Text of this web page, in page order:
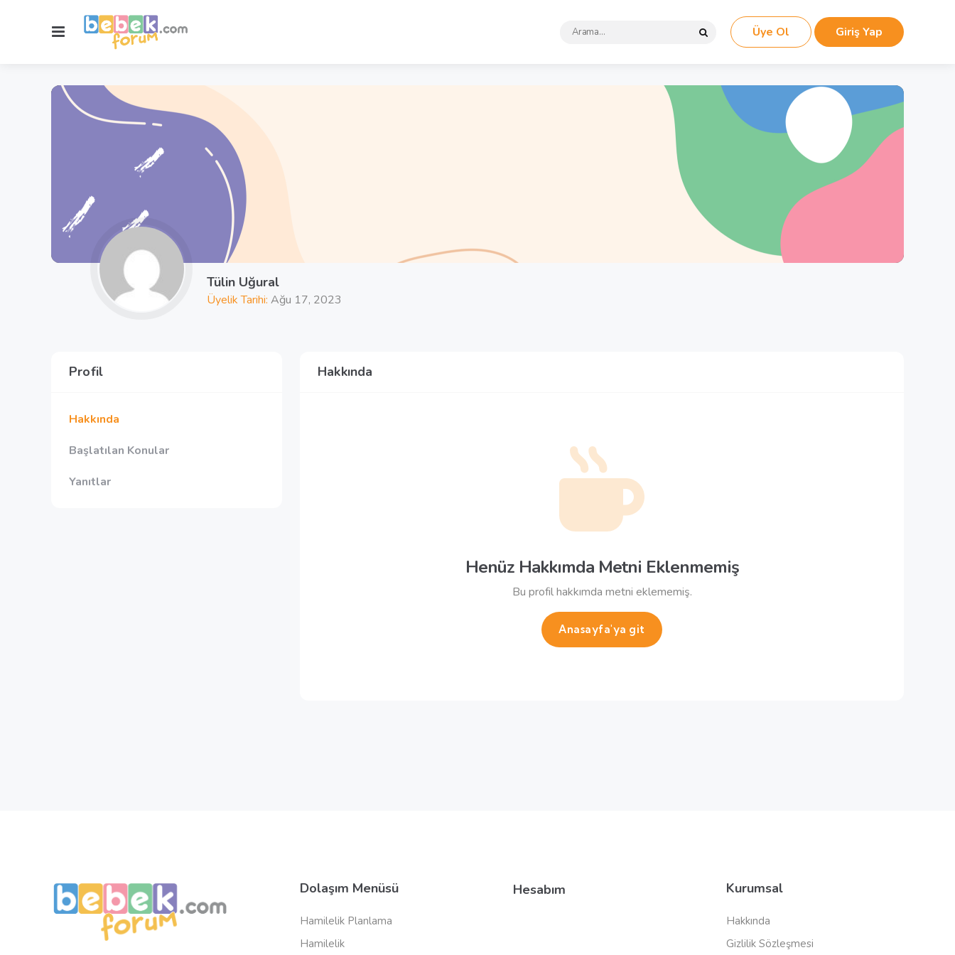
Menu
Arama
Search Üye Ol Giriş Yap
Tülin Uğural
Üyelik Tarihi: Ağu 17, 2023
Profil
Hakkında
Başlatılan Konular
Yanıtlar
Hakkında
Henüz Hakkımda Metni Eklenmemiş
Bu profil hakkımda metni eklememiş.
Anasayfa'ya git
Dolaşım Menüsü
Hamilelik Planlama
Hamilelik
Hesabım Kurumsal
Hakkında
Gizlilik Sözleşmesi